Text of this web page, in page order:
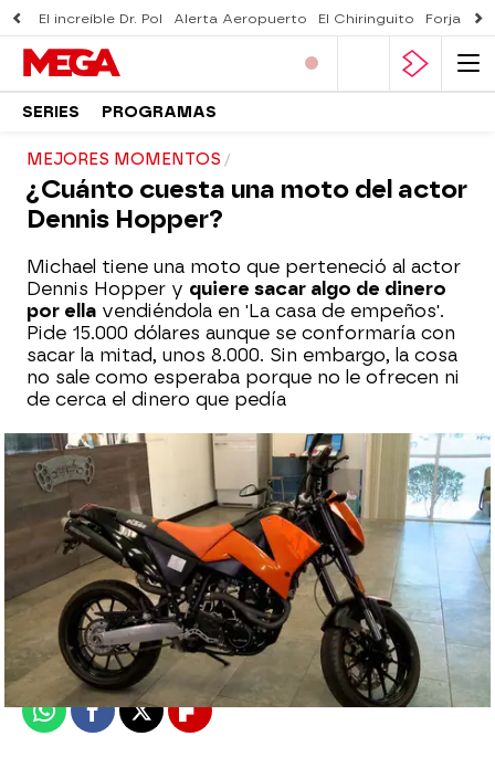
El increíble Dr. Pol Alerta Aeropuerto El Chiringuito Forjado
SERIES PROGRAMAS
MEJORES MOMENTOS
¿Cuánto cuesta una moto del actor
Dennis Hopper?
Michael tiene una moto que perteneció al actor
Dennis Hopper y quiere sacar algo de dinero
por ella vendiéndola en 'La casa de empeños'.
Pide 15.000 dólares aunque se conformaría con
sacar la mitad, unos 8.000. Sin embargo, la cosa
no sale como esperaba porque no le ofrecen ni
de cerca el dinero que pedía
mega
Madrid
Publicado:31 de mayo de 2018, 21:03
WhatsappFacebook
X Flipboard